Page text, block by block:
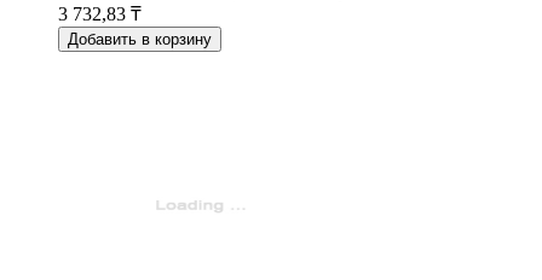
3 732,83 ₸
Добавить в корзину